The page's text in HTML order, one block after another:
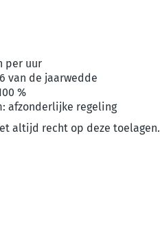
per uur
van de jaarwedde
%
afzonderlijke regeling
altijd recht op deze toelagen.